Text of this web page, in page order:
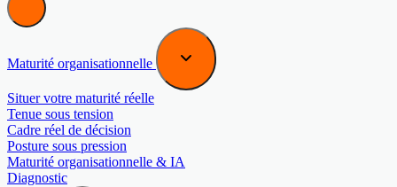
Maturité organisationnelle
Situer votre maturité réelle
Tenue sous tension
Cadre réel de décision
Posture sous pression
Maturité organisationnelle & IA
Diagnostic